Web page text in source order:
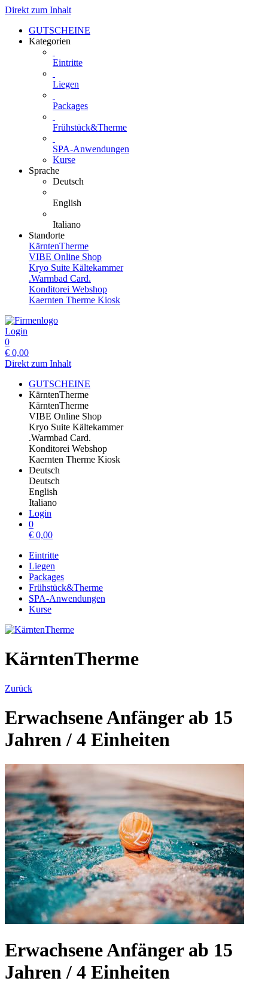
Direkt zum Inhalt
GUTSCHEINE
Kategorien
Eintritte
Liegen
Packages
Frühstück&Therme
SPA-Anwendungen
Kurse
Sprache
Deutsch
English
Italiano
Standorte
KärntenTherme
VIBE Online Shop
Kryo Suite Kältekammer
.Warmbad Card.
Konditorei Webshop
Kaernten Therme Kiosk
Login
0
€ 0,00
Direkt zum Inhalt
GUTSCHEINE
KärntenTherme
KärntenTherme
VIBE Online Shop
Kryo Suite Kältekammer
.Warmbad Card.
Konditorei Webshop
Kaernten Therme Kiosk
Deutsch
Deutsch
English
Italiano
Login
0
€ 0,00
Eintritte
Liegen
Packages
Frühstück&Therme
SPA-Anwendungen
Kurse
KärntenTherme
Zurück
Erwachsene Anfänger ab 15
Jahren / 4 Einheiten
Erwachsene Anfänger ab 15
Jahren / 4 Einheiten